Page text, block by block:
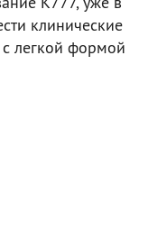
клинические
легкой формой